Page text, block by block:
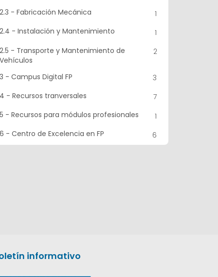
- Fabricación Mecánica
1
- Instalación y Mantenimiento
1
- Transporte y Mantenimiento de
2
- Campus Digital FP
3
- Recursos tranversales
7
- Recursos para módulos profesionales
1
- Centro de Excelencia en FP
6
informativo